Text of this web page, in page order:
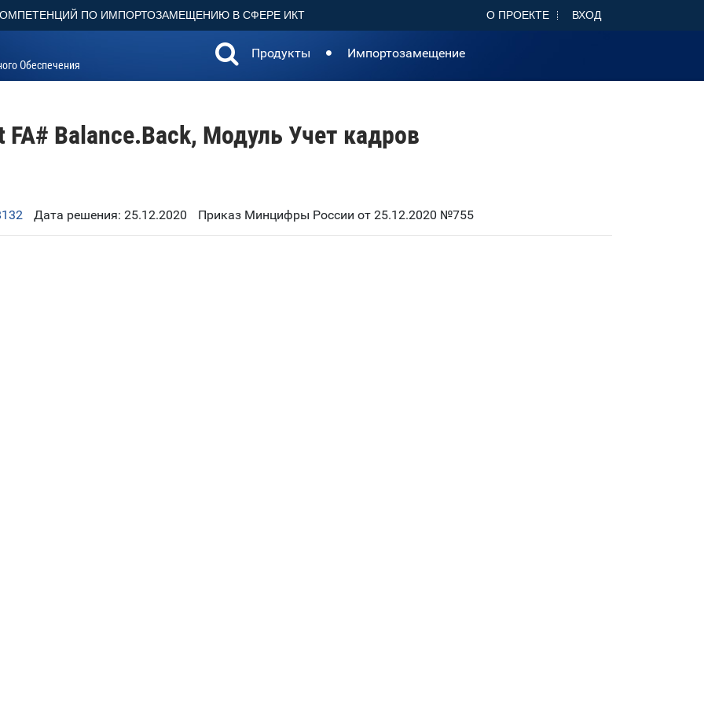
ПО ИМПОРТОЗАМЕЩЕНИЮ В СФЕРЕ ИКТ О ПРОЕКТЕ ВХОД
Обеспечения
Продукты Импортозамещение
FA# Balance.Back, Модуль Учет кадров
Дата решения: 25.12.2020 Приказ Минцифры России от 25.12.2020 №755